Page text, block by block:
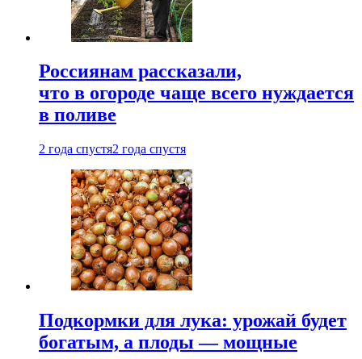
Россиянам рассказали,
что в огороде чаще всего нуждается
в поливе
2 года спустя2 года спустя
Подкормки для лука: урожай будет
богатым, а плоды — мощные